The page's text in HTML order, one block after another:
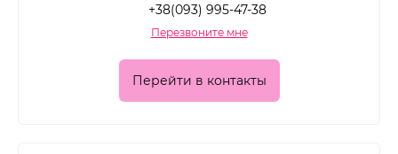
ногтевой пластины
финишные покрытия для защиты и
закрепления результата
решения под разные техники и задачи в
+38(093) 995-47-38
Перезвоните мне
Перейти в контакты